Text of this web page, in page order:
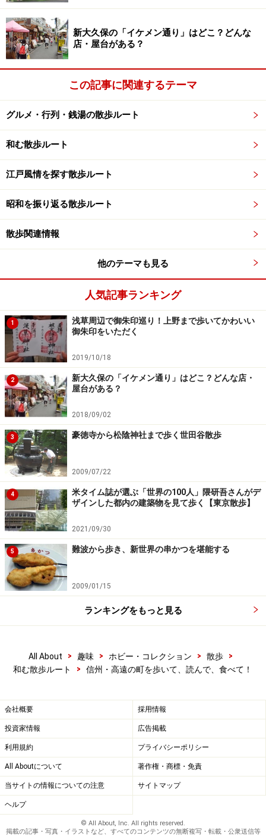
新大久保の「イケメン通り」はどこ？どんな
店・屋台がある？
この記事に関連するテーマ
グルメ・行列・銭湯の散歩ルート
和む散歩ルート
江戸風情を探す散歩ルート
昭和を振り返る散歩ルート
散歩関連情報
他のテーマも見る
人気記事ランキング
1
浅草周辺で御朱印巡り！上野まで歩いてかわいい
御朱印をいただく
2019/10/18
2
新大久保の「イケメン通り」はどこ？どんな店・
屋台がある？
2018/09/02
3 豪徳寺から松陰神社まで歩く世田谷散歩
2009/07/22
4
米タイム誌が選ぶ「世界の100人」隈研吾さんがデ
ザインした都内の建築物を見て歩く【東京散歩】
2021/09/30
5 難波から歩き、新世界の串かつを堪能する
2009/01/15
ランキングをもっと見る
All About > 趣味 > ホビー・コレクション > 散歩
>
和む散歩ルート
> 信州・高遠の町を歩いて、読んで、食べて！
会社概要 採用情報
投資家情報 広告掲載
利用規約 プライバシーポリシー
All Aboutについて 著作権・商標・免責
当サイトの情報についての注意 サイトマップ
ヘルプ
© All About, Inc. All rights reserved.
掲載の記事・写真・イラストなど、すべてのコンテンツの無断複写・転載・公衆送信等